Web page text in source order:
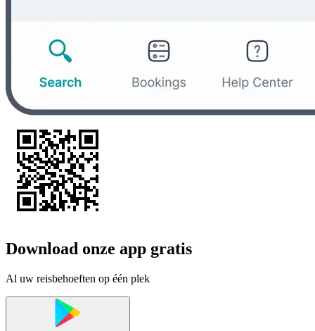
Download onze app gratis
Al uw reisbehoeften op één plek